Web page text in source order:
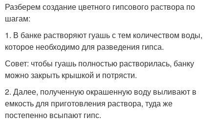
Разберем создание цветного гипсового раствора по
шагам:
1. В банке растворяют гуашь с тем количеством воды,
которое необходимо для разведения гипса.
Совет: чтобы гуашь полностью растворилась, банку
можно закрыть крышкой и потрясти.
2. Далее, полученную окрашенную воду выливают в
емкость для приготовления раствора, туда же
постепенно всыпают гипс.